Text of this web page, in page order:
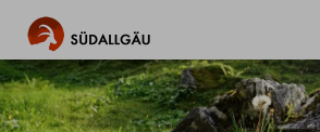
Die schönste Seite im AllgäuWarenkorb ist leer